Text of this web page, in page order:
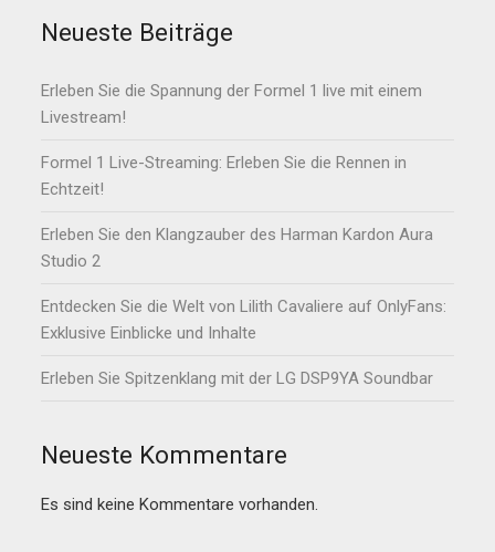
Neueste Beiträge
Erleben Sie die Spannung der Formel 1 live mit einem
Livestream!
Formel 1 Live-Streaming: Erleben Sie die Rennen in
Echtzeit!
Erleben Sie den Klangzauber des Harman Kardon Aura
Studio 2
Entdecken Sie die Welt von Lilith Cavaliere auf OnlyFans:
Exklusive Einblicke und Inhalte
Erleben Sie Spitzenklang mit der LG DSP9YA Soundbar
Neueste Kommentare
Es sind keine Kommentare vorhanden.